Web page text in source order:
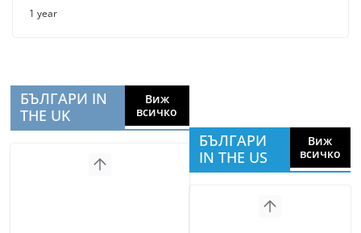
1 year
БЪЛГАРИ IN
THE UK
Виж
всичко
БЪЛГАРИ
IN THE US
Виж
всичко